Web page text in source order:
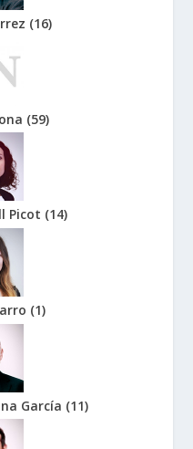
(16)
(59)
Picot (14)
(1)
García (11)